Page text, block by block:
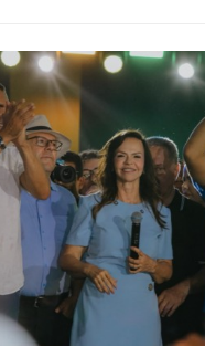
jovens de Palmas em